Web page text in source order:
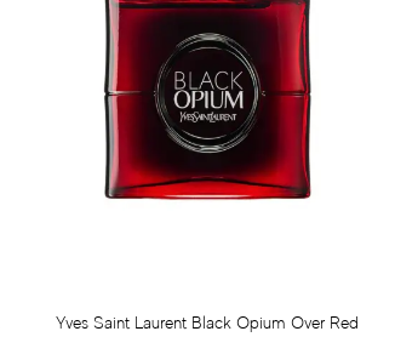
Yves Saint Laurent Black Opium Over Red